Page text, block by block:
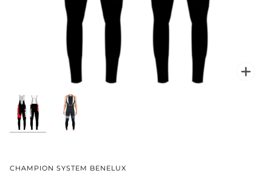
CHAMPION SYSTEM BENELUX